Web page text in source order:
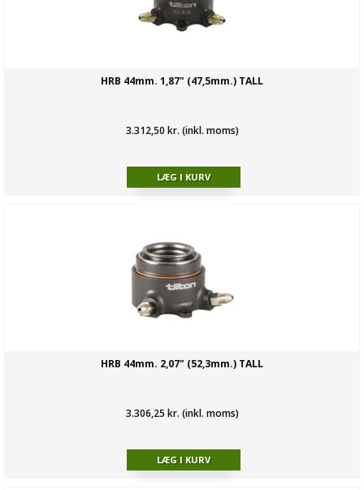
HRB 44mm. 1,87" (47,5mm.) TALL
3.312,50 kr. (inkl. moms)
HRB 44mm. 2,07" (52,3mm.) TALL
3.306,25 kr. (inkl. moms)